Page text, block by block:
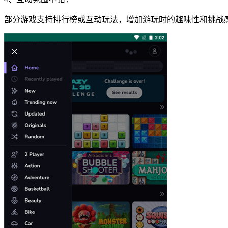
部分游戏支持排行榜或互动玩法，增加游玩时的趣味性和挑战